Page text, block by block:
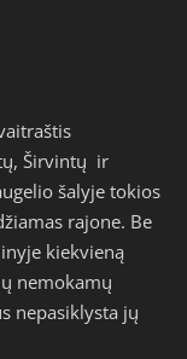
Širvintų ir
šalyje tokios
rajone. Be
kiekvieną
nemokamų
nepasiklysta jų